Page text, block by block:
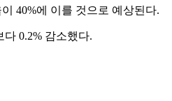
40%에 이를 것으로 예상된다.
0.2% 감소했다.